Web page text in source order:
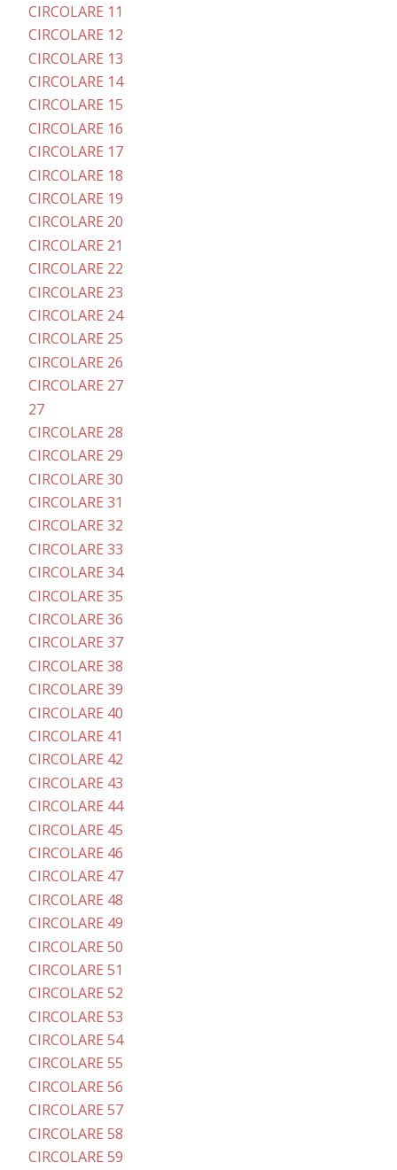
CIRCOLARE 11
CIRCOLARE 12
CIRCOLARE 13
CIRCOLARE 14
CIRCOLARE 15
CIRCOLARE 16
CIRCOLARE 17
CIRCOLARE 18
CIRCOLARE 19
CIRCOLARE 20
CIRCOLARE 21
CIRCOLARE 22
CIRCOLARE 23
CIRCOLARE 24
CIRCOLARE 25
CIRCOLARE 26
CIRCOLARE 27
27
CIRCOLARE 28
CIRCOLARE 29
CIRCOLARE 30
CIRCOLARE 31
CIRCOLARE 32
CIRCOLARE 33
CIRCOLARE 34
CIRCOLARE 35
CIRCOLARE 36
CIRCOLARE 37
CIRCOLARE 38
CIRCOLARE 39
CIRCOLARE 40
CIRCOLARE 41
CIRCOLARE 42
CIRCOLARE 43
CIRCOLARE 44
CIRCOLARE 45
CIRCOLARE 46
CIRCOLARE 47
CIRCOLARE 48
CIRCOLARE 49
CIRCOLARE 50
CIRCOLARE 51
CIRCOLARE 52
CIRCOLARE 53
CIRCOLARE 54
CIRCOLARE 55
CIRCOLARE 56
CIRCOLARE 57
CIRCOLARE 58
CIRCOLARE 59